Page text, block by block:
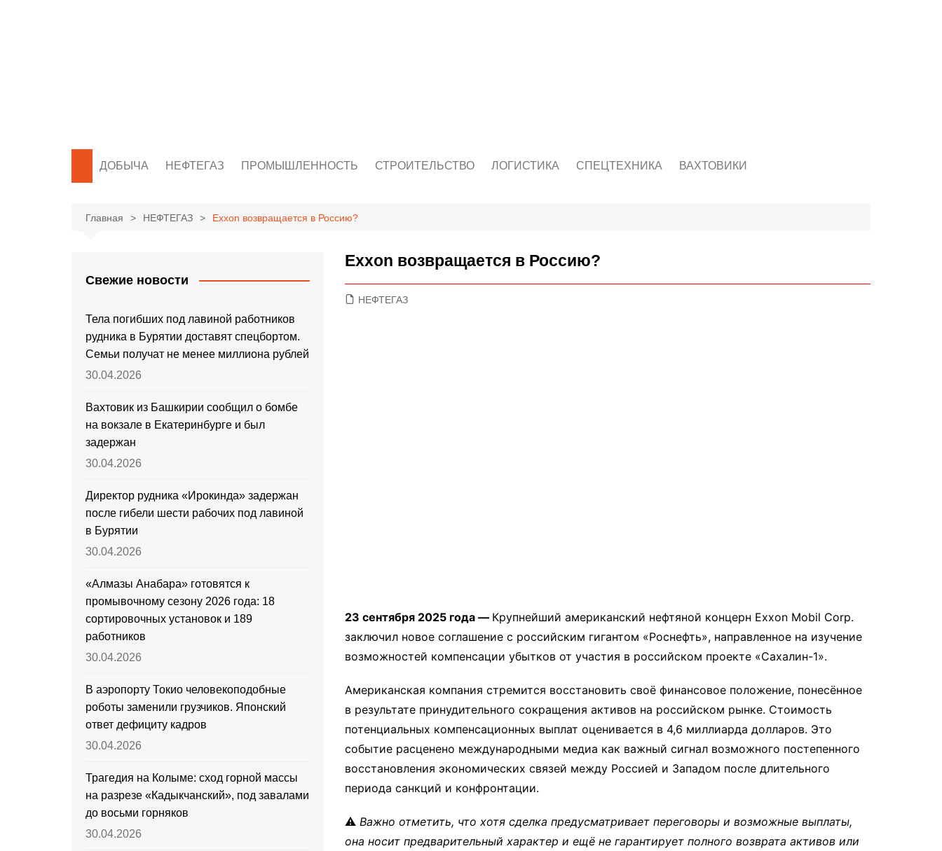
ДОБЫЧА НЕФТЕГАЗ ПРОМЫШЛЕННОСТЬ СТРОИТЕЛЬСТВО ЛОГИСТИКА СПЕЦТЕХНИКА ВАХТОВИКИ
Главная НЕФТЕГАЗ Exxon возвращается в Россию?
Exxon возвращается в Россию?
НЕФТЕГАЗ
23 сентября 2025 года — Крупнейший американский нефтяной концерн Exxon Mobil Corp.
заключил новое соглашение с российским гигантом «Роснефть», направленное на изучение
возможностей компенсации убытков от участия в российском проекте «Сахалин-1».
Американская компания стремится восстановить своё финансовое положение, понесённое
в результате принудительного сокращения активов на российском рынке. Стоимость
потенциальных компенсационных выплат оценивается в 4,6 миллиарда долларов. Это
событие расценено международными медиа как важный сигнал возможного постепенного
восстановления экономических связей между Россией и Западом после длительного
периода санкций и конфронтации.
⚠️ Важно отметить, что хотя сделка предусматривает переговоры и возможные выплаты,
она носит предварительный характер и ещё не гарантирует полного возврата активов или
Свежие новости
Тела погибших под лавиной работников
рудника в Бурятии доставят спецбортом.
Семьи получат не менее миллиона рублей
30.04.2026
Вахтовик из Башкирии сообщил о бомбе
на вокзале в Екатеринбурге и был
задержан
30.04.2026
Директор рудника «Ирокинда» задержан
после гибели шести рабочих под лавиной
в Бурятии
30.04.2026
«Алмазы Анабара» готовятся к
промывочному сезону 2026 года: 18
сортировочных установок и 189
работников
30.04.2026
В аэропорту Токио человекоподобные
роботы заменили грузчиков. Японский
ответ дефициту кадров
30.04.2026
Трагедия на Колыме: сход горной массы
на разрезе «Кадыкчанский», под завалами
до восьми горняков
30.04.2026